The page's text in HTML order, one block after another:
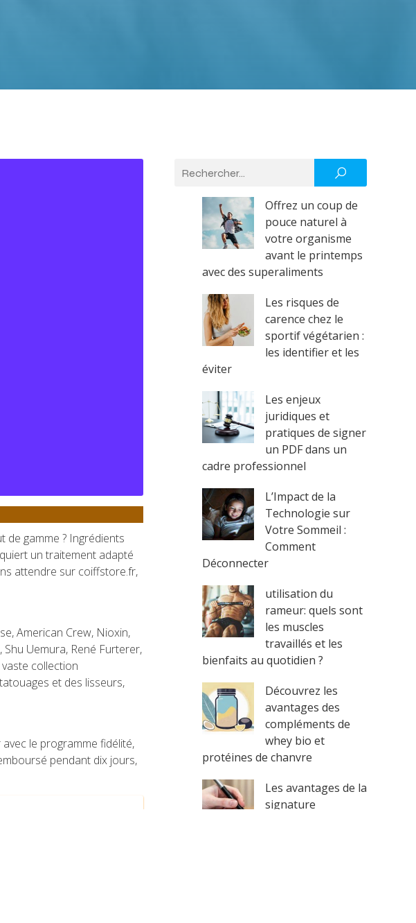
de gamme ? Ingrédients
un traitement adapté
attendre sur coiffstore.fr,
American Crew, Nioxin,
Shu Uemura, René Furterer,
collection
et des lisseurs,
le programme fidélité,
pendant dix jours,
Offrez un coup de
pouce naturel à
votre organisme
avant le printemps
avec des superaliments
Les risques de
carence chez le
sportif végétarien :
les identifier et les
éviter
Les enjeux
juridiques et
pratiques de signer
un PDF dans un
cadre professionnel
L’Impact de la
Technologie sur
Votre Sommeil :
Comment
Déconnecter
utilisation du
rameur: quels sont
les muscles
travaillés et les
bienfaits au quotidien ?
Découvrez les
avantages des
compléments de
whey bio et
protéines de chanvre
Les avantages de la
signature